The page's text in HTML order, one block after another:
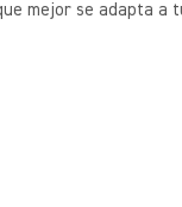
mejor se adapta a